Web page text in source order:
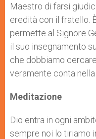
Maestro di farsi
eredità con il fratello.
permette al Signore
il suo insegnamento
che dobbiamo
veramente conta nella
Meditazione
Dio entra in ogni
sempre noi lo tiriamo